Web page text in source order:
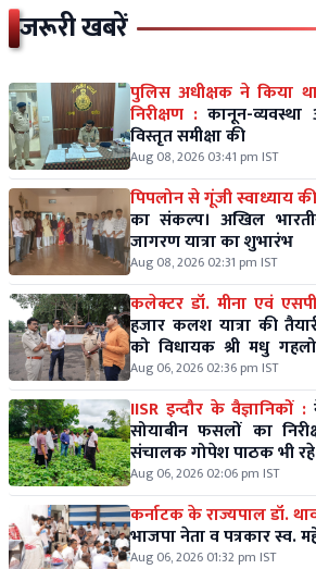
जरूरी खबरें
पुलिस अधीक्षक ने किया
निरीक्षण : कानून-
विस्तृत समीक्षा की
Aug 08, 2026 03:41 pm IST
पिपलोन से गूंजी स्वाध्याय
का संकल्प। अखिल
जागरण यात्रा का शुभारंभ
Aug 08, 2026 02:31 pm IST
कलेक्टर डॉ. मीना एवं
हजार कलश यात्रा की
को विधायक श्री मधु
विशाल कलश यात्रा।
Aug 06, 2026 02:36 pm IST
IISR इन्दौर के वैज्ञानिकों :
सोयाबीन फसलों का
संचालक गोपेश पाठक भी रहे
Aug 06, 2026 02:06 pm IST
कर्नाटक के राज्यपाल डॉ.
भाजपा नेता व पत्रकार स्व.
Aug 06, 2026 01:32 pm IST